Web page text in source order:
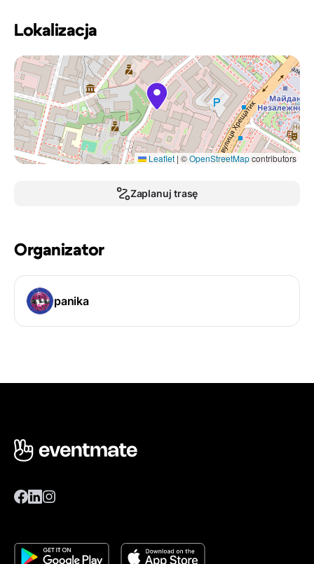
Lokalizacja
Leaflet | ©OpenStreetMapcontributors
Zaplanuj trasę
Organizator
panika